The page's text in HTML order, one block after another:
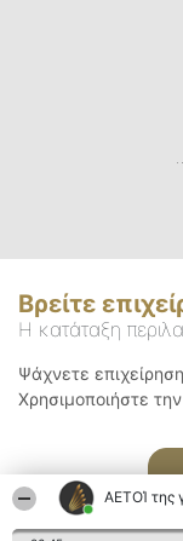
ΑΕΤΟΊ της
Βρείτε
Η κατάταξη
Ψάχνετε
Χρησιμοποιήστε